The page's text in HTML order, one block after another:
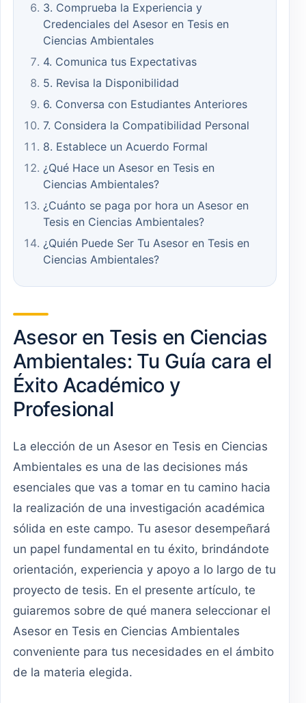
3. Comprueba la Experiencia y
Credenciales del Asesor en Tesis en
Ciencias Ambientales
4. Comunica tus Expectativas
5. Revisa la Disponibilidad
6. Conversa con Estudiantes Anteriores
7. Considera la Compatibilidad Personal
8. Establece un Acuerdo Formal
¿Qué Hace un Asesor en Tesis en
Ciencias Ambientales?
¿Cuánto se paga por hora un Asesor en
Tesis en Ciencias Ambientales?
¿Quién Puede Ser Tu Asesor en Tesis en
Ciencias Ambientales?
Asesor en Tesis en Ciencias
Ambientales: Tu Guía cara el
Éxito Académico y
Profesional
La elección de un Asesor en Tesis en Ciencias
Ambientales es una de las decisiones más
esenciales que vas a tomar en tu camino hacia
la realización de una investigación académica
sólida en este campo. Tu asesor desempeñará
un papel fundamental en tu éxito, brindándote
orientación, experiencia y apoyo a lo largo de tu
proyecto de tesis. En el presente artículo, te
guiaremos sobre de qué manera seleccionar el
Asesor en Tesis en Ciencias Ambientales
conveniente para tus necesidades en el ámbito
de la materia elegida.